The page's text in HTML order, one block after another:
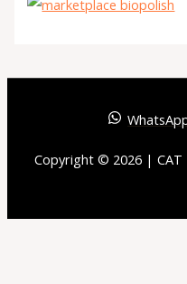
Copyright © 2026 | CAT